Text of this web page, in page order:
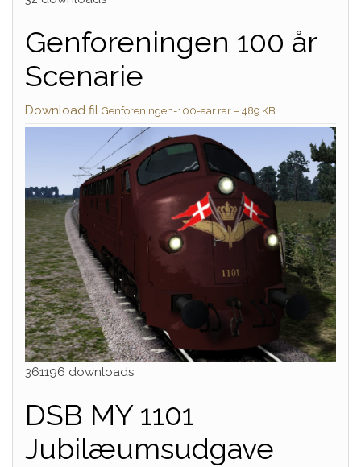
Genforeningen 100 år
Scenarie
Download fil Genforeningen-100-aar.rar – 489 KB
361196 downloads
DSB MY 1101
Jubilæumsudgave